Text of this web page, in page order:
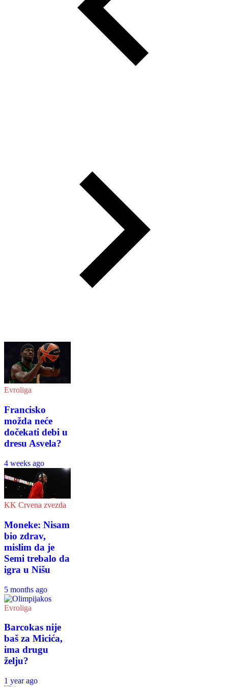
Evroliga
Francisko
možda neće
dočekati debi u
dresu Asvela?
4 weeks ago
KK Crvena zvezda
Moneke: Nisam
bio zdrav,
mislim da je
Semi trebalo da
igra u Nišu
5 months ago
Evroliga
Barcokas nije
baš za Micića,
ima drugu
želju?
1 year ago